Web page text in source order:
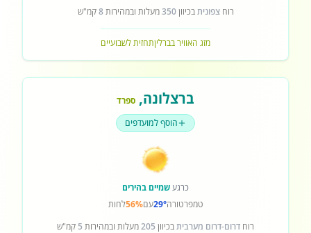
רוחצפוניתבכיוון350מעלות ובמהירות8קמ"ש
מזג האוויר בברליןתחזית לשבועיים
ברצלונה, ספרד
הוסף למועדפים
כרגעשמיים בהירים
טמפרטורה29°עם56%לחות
רוח דרום-דרום מערביתבכיוון 205מעלות ובמהירות 5 קמ"ש